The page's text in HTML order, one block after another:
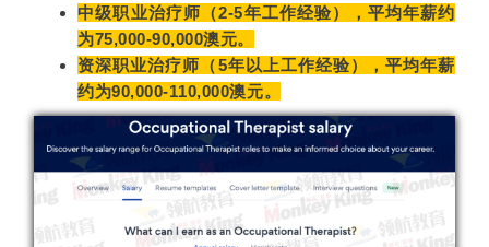
中级职业治疗师（2-5年工作经验），平均年薪约
为75,000-90,000澳元。
资深职业治疗师（5年以上工作经验），平均年薪
约为90,000-110,000澳元。